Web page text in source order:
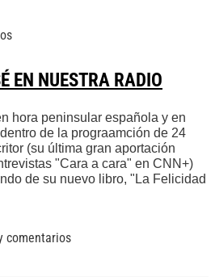
EN NUESTRA RADIO
hora peninsular española y en
de la prograamción de 24
(su última gran aportación
"Cara a cara" en CNN+)
de su nuevo libro, "La Felicidad
comentarios